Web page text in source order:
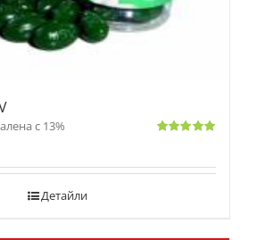
с 13%
Детайли